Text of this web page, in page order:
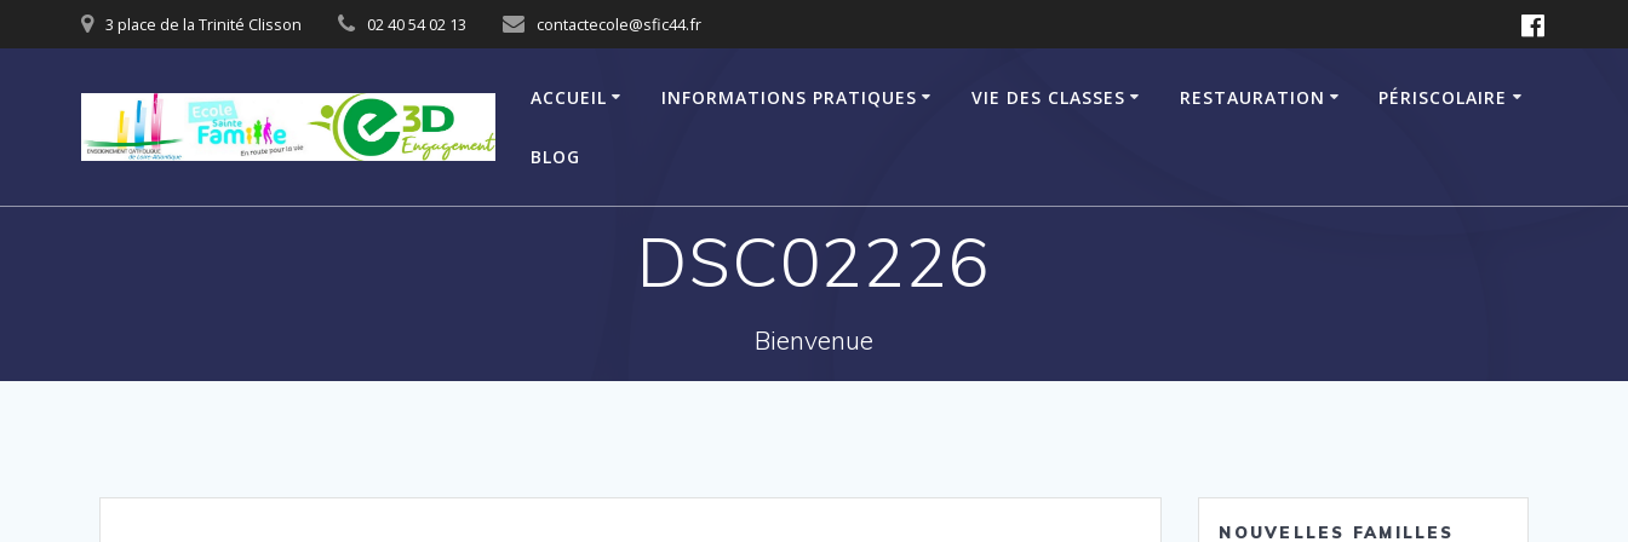
3 place de la Trinité Clisson 02 40 54 02 13 contactecole@sfic44.fr
ACCUEIL INFORMATIONS PRATIQUES VIE DES CLASSES RESTAURATION PÉRISCOLAIRE
BLOG
DSC02226
Bienvenue
NOUVELLES FAMILLES